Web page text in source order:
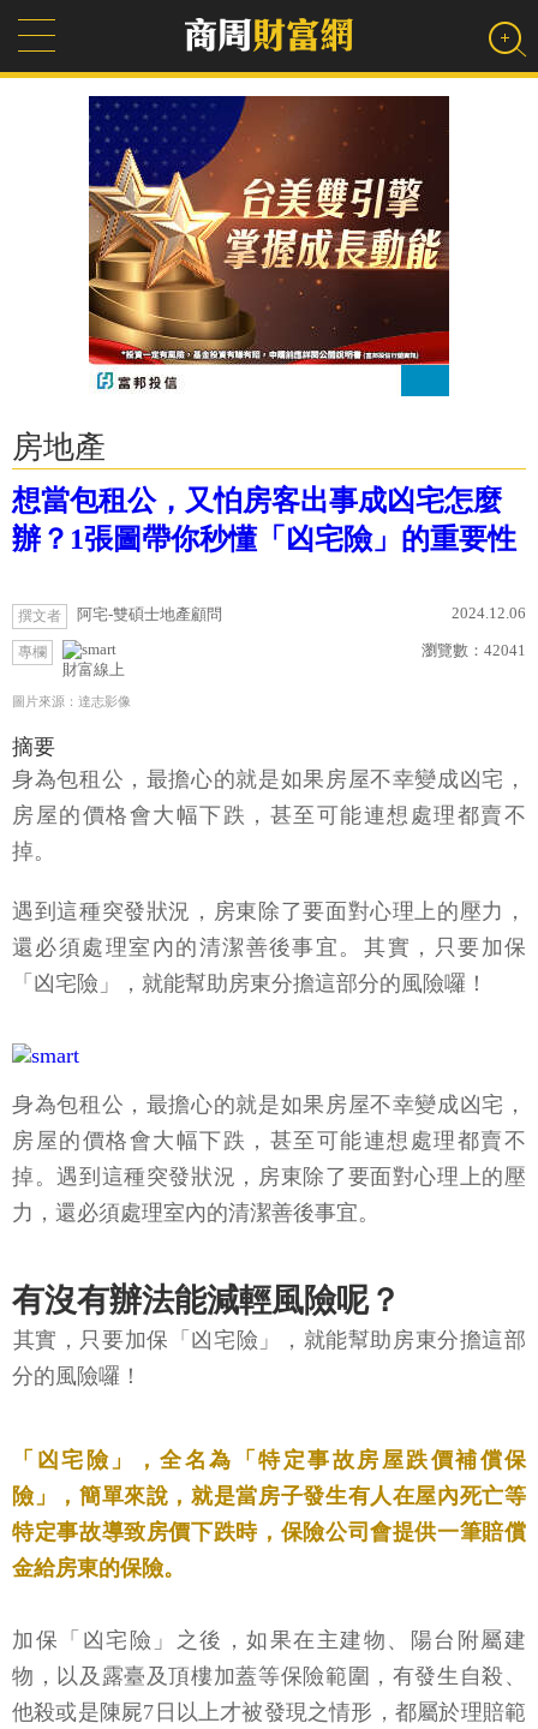
房地產
想當包租公，又怕房客出事成凶宅怎麼
辦？1張圖帶你秒懂「凶宅險」的重要性
撰文者 阿宅-雙碩士地產顧問 2024.12.06
專欄
財富線上
瀏覽數： 42041
圖片來源：達志影像
摘要
身為包租公，最擔心的就是如果房屋不幸變成凶宅，
房屋的價格會大幅下跌，甚至可能連想處理都賣不
掉。
遇到這種突發狀況，房東除了要面對心理上的壓力，
還必須處理室內的清潔善後事宜。​其實，只要加保
「凶宅險」，就能幫助房東分擔這部分的風險囉！
身為包租公，最擔心的就是如果房屋不幸變成凶宅，
房屋的價格會大幅下跌，甚至可能連想處理都賣不
掉。遇到這種突發狀況，房東除了要面對心理上的壓
力，還必須處理室內的清潔善後事宜。
有沒有辦法能減輕風險呢？
​其實，只要加保「凶宅險」，就能幫助房東分擔這部
分的風險囉！
「凶宅險」，全名為「特定事故房屋跌價補償保
險」，簡單來說，就是當房子發生有人在屋內死亡等
特定事故導致房價下跌時，保險公司會提供一筆賠償
金給房東的保險。
加保「凶宅險」之後，如果在主建物、陽台附屬建
物，以及露臺及頂樓加蓋等保險範圍，有發生自殺、
他殺或是陳屍7日以上才被發現之情形，都屬於理賠範